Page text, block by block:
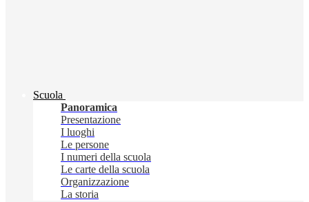
Scuola
Panoramica
Presentazione
I luoghi
Le persone
I numeri della scuola
Le carte della scuola
Organizzazione
La storia